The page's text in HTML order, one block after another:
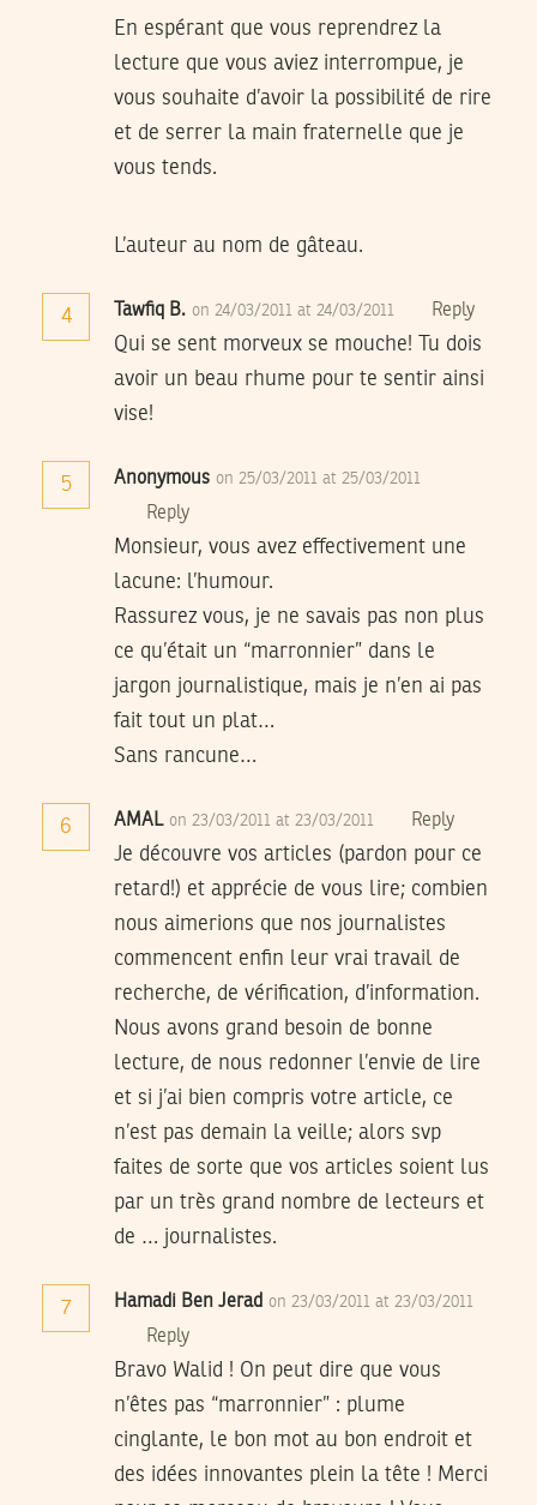
En espérant que vous reprendrez la
lecture que vous aviez interrompue, je
vous souhaite d’avoir la possibilité de rire
et de serrer la main fraternelle que je
vous tends.
L’auteur au nom de gâteau.
4 Tawfiq B. on 24/03/2011 at 24/03/2011 Reply
Qui se sent morveux se mouche! Tu dois
avoir un beau rhume pour te sentir ainsi
vise!
5 Anonymous on 25/03/2011 at 25/03/2011
Reply
Monsieur, vous avez effectivement une
lacune: l’humour.
Rassurez vous, je ne savais pas non plus
ce qu’était un “marronnier” dans le
jargon journalistique, mais je n’en ai pas
fait tout un plat…
Sans rancune…
6 AMAL on 23/03/2011 at 23/03/2011 Reply
Je découvre vos articles (pardon pour ce
retard!) et apprécie de vous lire; combien
nous aimerions que nos journalistes
commencent enfin leur vrai travail de
recherche, de vérification, d’information.
Nous avons grand besoin de bonne
lecture, de nous redonner l’envie de lire
et si j’ai bien compris votre article, ce
n’est pas demain la veille; alors svp
faites de sorte que vos articles soient lus
par un très grand nombre de lecteurs et
de … journalistes.
7 Hamadi Ben Jerad on 23/03/2011 at 23/03/2011
Reply
Bravo Walid ! On peut dire que vous
n’êtes pas “marronnier” : plume
cinglante, le bon mot au bon endroit et
des idées innovantes plein la tête ! Merci